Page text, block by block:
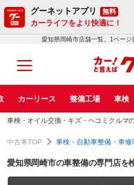
グーネットアプリ 無料
カーライフをより快適に！
愛知県岡崎市店舗一覧。1ペー
カーリース 整備工場 車検
車検・オイル交換・キズ・ヘコミクルマ
中古車TOP 車検・自動車整備・車修
愛知県岡崎市の車整備の専門店を